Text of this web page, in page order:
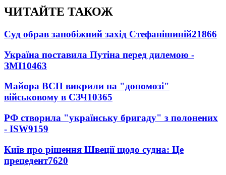
ЧИТАЙТЕ ТАКОЖ
Суд обрав запобіжний захід Стефанішиній21866
Україна поставила Путіна перед дилемою -
ЗМІ10463
Майора ВСП викрили на "допомозі"
військовому в СЗЧ10365
РФ створила "українську бригаду" з полонених
- ISW9159
Київ про рішення Швеції щодо судна: Це
прецедент7620